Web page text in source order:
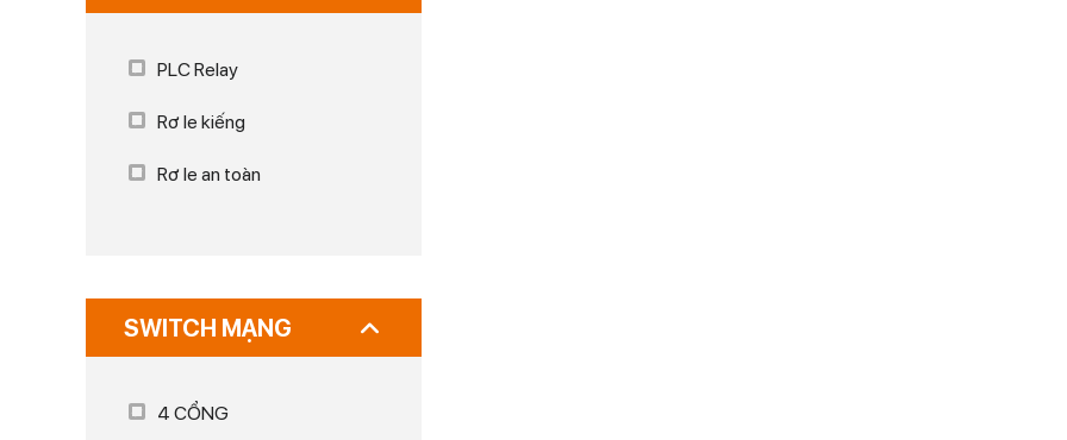
PLC Relay
Rơ le kiếng
Rơ le an toàn
SWITCH MẠNG
4 CỔNG